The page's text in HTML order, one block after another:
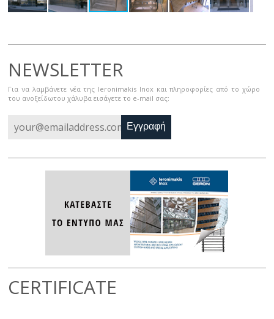
NEWSLETTER
Για να λαμβάνετε νέα της Ieronimakis Inox και πληροφορίες από το χώρο
του ανοξείδωτου χάλυβα εισάγετε το e-mail σας:
Εγγραφή
CERTIFICATE